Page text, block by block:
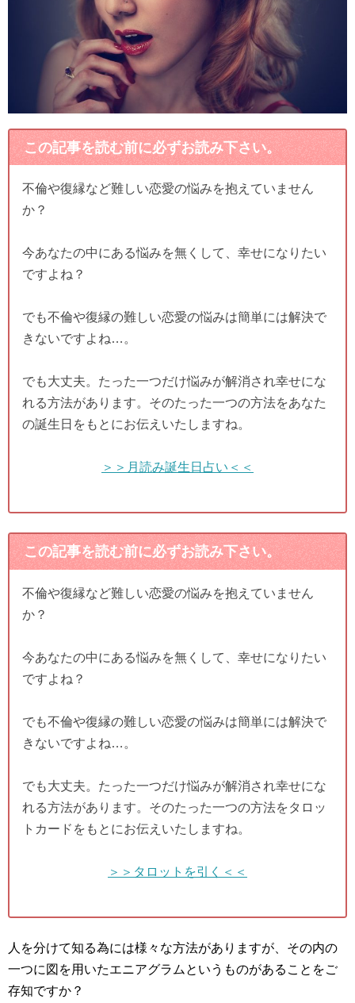
この記事を読む前に必ずお読み下さい。
不倫や復縁など難しい恋愛の悩みを抱えていません
か？
今あなたの中にある悩みを無くして、幸せになりたい
ですよね？
でも不倫や復縁の難しい恋愛の悩みは簡単には解決で
きないですよね…。
でも大丈夫。たった一つだけ悩みが解消され幸せにな
れる方法があります。そのたった一つの方法をあなた
の誕生日をもとにお伝えいたしますね。
＞＞月読み誕生日占い＜＜
この記事を読む前に必ずお読み下さい。
不倫や復縁など難しい恋愛の悩みを抱えていません
か？
今あなたの中にある悩みを無くして、幸せになりたい
ですよね？
でも不倫や復縁の難しい恋愛の悩みは簡単には解決で
きないですよね…。
でも大丈夫。たった一つだけ悩みが解消され幸せにな
れる方法があります。そのたった一つの方法をタロッ
トカードをもとにお伝えいたしますね。
＞＞タロットを引く＜＜
人を分けて知る為には様々な方法がありますが、その内の
一つに図を用いたエニアグラムというものがあることをご
存知ですか？